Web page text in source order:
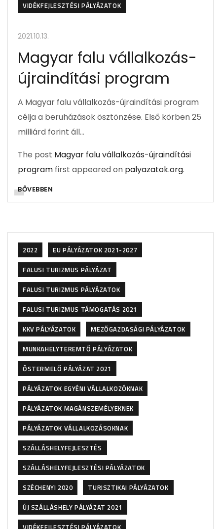
VIDÉKFEJLESZTÉSI PÁLYÁZATOK
2021.10.13.
Magyar falu vállalkozás-
újraindítási program
A Magyar falu vállalkozás-újraindítási program
célja a beruházások ösztönzése. Első körben 25
milliárd forint áll…
The post Magyar falu vállalkozás-újraindítási
program first appeared on palyazatok.org.
BŐVEBBEN
2022
EU PÁLYÁZATOK 2021-2027
FALUSI TURIZMUS PÁLYÁZAT
FALUSI TURIZMUS PÁLYÁZATOK
FALUSI TURIZMUS TÁMOGATÁS 2021
KKV PÁLYÁZATOK
MEZŐGAZDASÁGI PÁLYÁZATOK
MUNKAHELYTEREMTŐ PÁLYÁZATOK
ŐSTERMELŐ PÁLYÁZAT 2021
PÁLYÁZATOK EGYÉNI VÁLLALKOZÓKNAK
PÁLYÁZATOK MAGÁNSZEMÉLYEKNEK
PÁLYÁZATOK VÁLLALKOZÁSOKNAK
SZÁLLÁSHELYFEJLESZTÉS
SZÁLLÁSHELYFEJLESZTÉSI PÁLYÁZATOK
SZÉCHENYI 2020
TURISZTIKAI PÁLYÁZATOK
ÚJ SZÁLLÁSHELY PÁLYÁZAT 2021
VIDÉKFEJLESZTÉSI PÁLYÁZATOK